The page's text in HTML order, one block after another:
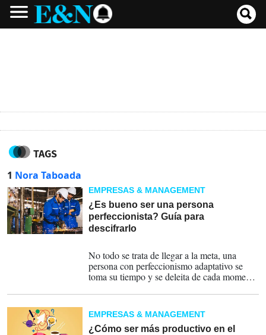
TAGS
1 Nora Taboada
EMPRESAS & MANAGEMENT
¿Es bueno ser una persona
perfeccionista? Guía para
descifrarlo
No todo se trata de llegar a la meta, una
persona con perfeccionismo adaptativo se
toma su tiempo y se deleita de cada momento
EMPRESAS & MANAGEMENT
¿Cómo ser más productivo en el